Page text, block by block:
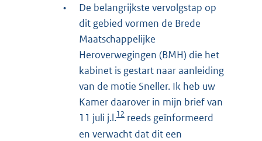
•
De belangrijkste vervolgstap op
dit gebied vormen de Brede
Maatschappelijke
Heroverwegingen (BMH) die het
kabinet is gestart naar aanleiding
van de motie Sneller. Ik heb uw
Kamer daarover in mijn brief van
11 juli j.l.12 reeds geïnformeerd
en verwacht dat dit een